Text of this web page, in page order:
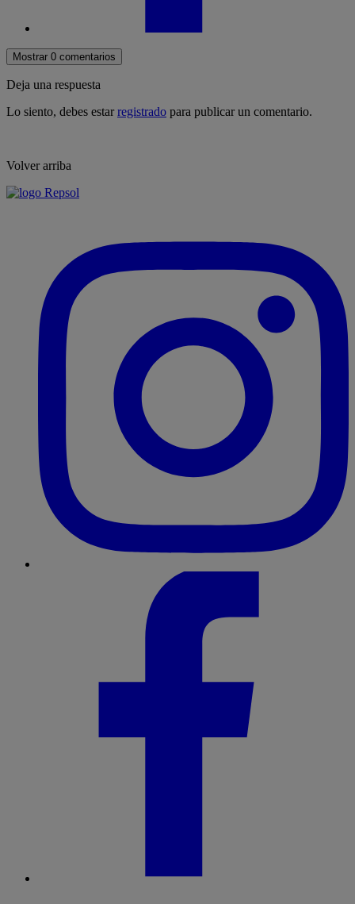
Mostrar 0 comentarios
Deja una respuesta
Lo siento, debes estarregistrado para publicar un comentario.
Volver arriba